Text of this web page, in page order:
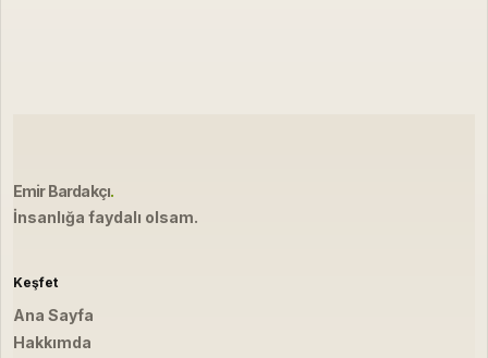
Emir Bardakçı.
İnsanlığa faydalı olsam.
Keşfet
Ana Sayfa
Hakkımda